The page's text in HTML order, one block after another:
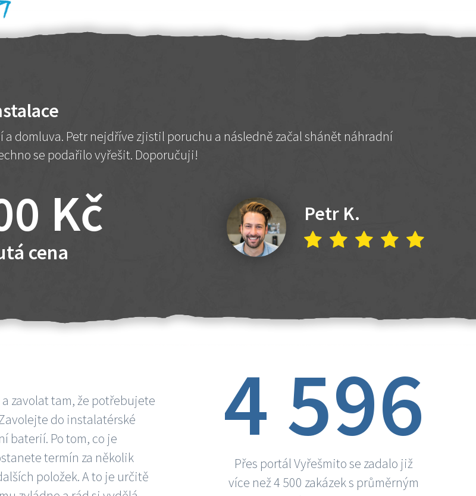
a domluva. Petr nejdříve zjistil poruchu a následně začal shánět náhradní
se podařilo vyřešit. Doporučuji!
Kč
cena
Petr K.
zavolat tam, že potřebujete
do instalatérské
baterií. Po tom, co je
termín za několik
položek. A to je určitě
4 596
Přes portál Vyřešmito se zadalo již
více než 4 500 zakázek s průměrným